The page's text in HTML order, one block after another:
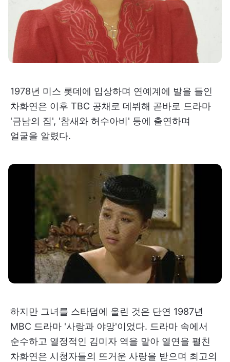
1978년 미스 롯데에 입상하며 연예계에 발을 들인
차화연은 이후 TBC 공채로 데뷔해 곧바로 드라마
'금남의 집', '참새와 허수아비' 등에 출연하며
얼굴을 알렸다.
하지만 그녀를 스타덤에 올린 것은 단연 1987년
MBC 드라마 '사랑과 야망'이었다. 드라마 속에서
순수하고 열정적인 김미자 역을 맡아 열연을 펼친
차화연은 시청자들의 뜨거운 사랑을 받으며 최고의